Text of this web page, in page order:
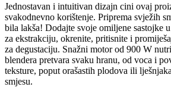
Jednostavan i intuitivan dizajn cini ovaj
svakodnevno korištenje. Priprema svježih
bila lakša! Dodajte svoje omiljene sastojke
za ekstrakciju, okrenite, pritisnite i
za degustaciju. Snažni motor od 900 W
blendera pretvara svaku hranu, od voca i
teksture, poput orašastih plodova ili
smjesu.